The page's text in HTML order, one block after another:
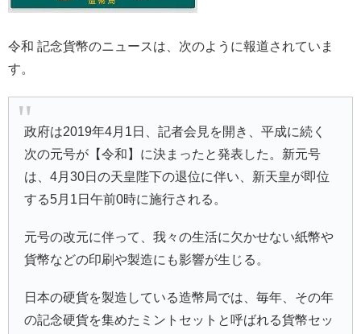
令和 記念貨幣のニュースは、次のように報道されていま
す。
政府は2019年4月1日、記者会見を開き、平成に続く
次の元号が【令和 】に決まったと発表した。新元号
は、4月30日の天皇陛下の退位に伴い、新天皇が即位
する5月1日午前0時に施行される。
元号の改元に伴って、我々の生活に欠かせない紙幣や
貨幣などの印刷や製造にも影響が生じる。
日本の硬貨を製造している造幣局では、毎年、その年
の記念硬貨を集めたミントセットと呼ばれる貨幣セッ